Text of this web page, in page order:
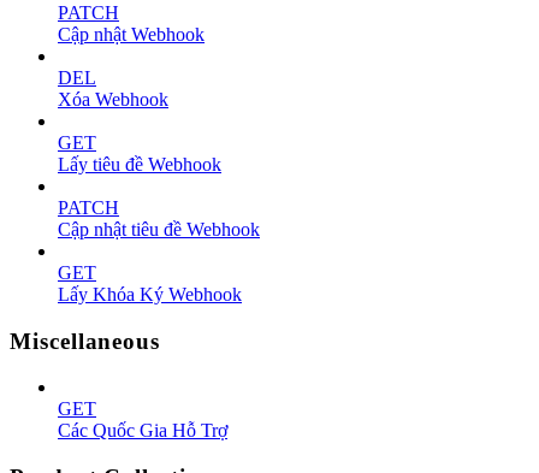
PATCH
Cập nhật Webhook
DEL
Xóa Webhook
GET
Lấy tiêu đề Webhook
PATCH
Cập nhật tiêu đề Webhook
GET
Lấy Khóa Ký Webhook
Miscellaneous
GET
Các Quốc Gia Hỗ Trợ